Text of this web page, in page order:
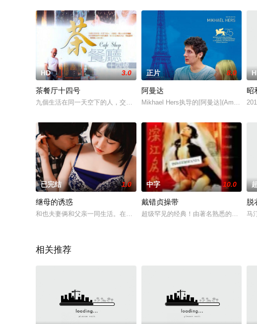
HD 3.0
茶餐厅十四号
九個生活在同一天空下的人，交錯在一間小小的茶餐廳，各自發展他們不同
正片 8.0
阿曼达
Mikhael Hers执导的[阿曼达](Amanda，
昭
已完结 1.0
继母的诱惑
和也夫妻俩和父亲一同生活。在母亲去世没多久，父亲便又再婚。然而这位
中字 10.0
戴错贞操带
超级罕见的经典！由著名熟悉的意大利
脱
马
相关推荐